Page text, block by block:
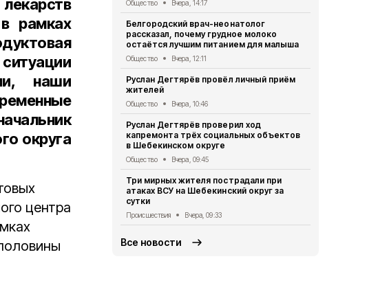
рамках
наши
округа
центра
Общество Вчера, 14:17
Белгородский врач-неонатолог
рассказал, почему грудное молоко
остаётся лучшим питанием для малыша
Общество Вчера, 12:11
Руслан Дегтярёв провёл личный приём
жителей
Общество Вчера, 10:46
Руслан Дегтярёв проверил ход
капремонта трёх социальных объектов
в Шебекинском округе
Общество Вчера, 09:45
Три мирных жителя пострадали при
атаках ВСУ на Шебекинский округ за
сутки
Происшествия Вчера, 09:33
Все новости